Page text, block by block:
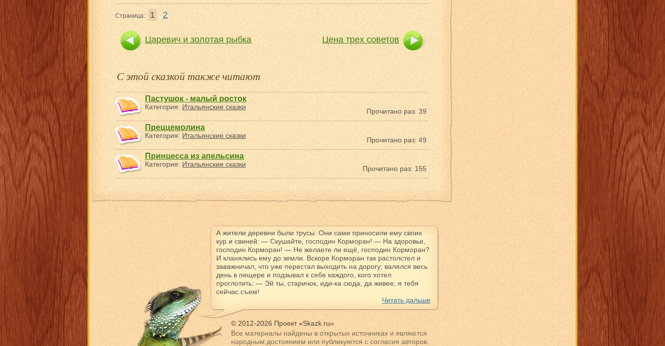
Страница: 1 2
Царевич и золотая рыбка Цена трех советов
С этой сказкой также читают
Пастушок - малый росток
Категория:Итальянские сказки
Прочитано раз: 39
Преццемолина
Категория:Итальянские сказки
Прочитано раз: 49
Принцесса из апельсина
Категория:Итальянские сказки
Прочитано раз: 155
А жители деревни были трусы. Они сами приносили ему своих
кур и свиней: — Скушайте, господин Корморан! — На здоровье,
господин Корморан! — Не желаете ли ещё, господин Корморан?
И кланялись ему до земли. Вскоре Корморан так растолстел и
заважничал, что уже перестал выходить на дорогу; валялся весь
день в пещере и подзывал к себе каждого, кого хотел
проглотить: — Эй ты, старичок, иди-ка сюда, да живее, я тебя
сейчас съем!
Читать дальше
© 2012-2026 Проект «Skazk.ru»
Все материалы найдены в открытых источниках и являются
народным достоянием или публикуются с согласия авторов.